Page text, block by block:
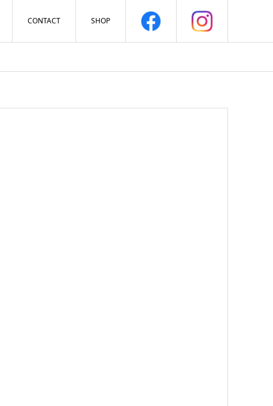
CONTACT SHOP